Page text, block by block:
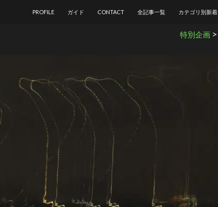
PROFILE
ガイド CONTACT 全記事一覧 カテゴリ別新着
特別企画 >